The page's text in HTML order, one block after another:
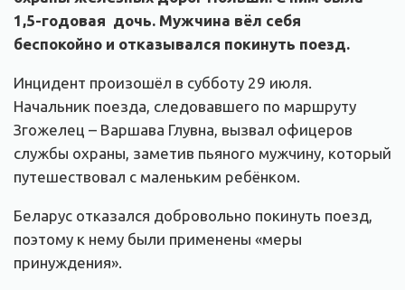
1,5-годовая дочь. Мужчина вёл себя
беспокойно и отказывался покинуть поезд.
Инцидент произошёл в субботу 29 июля.
Начальник поезда, следовавшего по маршруту
Згожелец – Варшава Глувна, вызвал офицеров
службы охраны, заметив пьяного мужчину, который
путешествовал с маленьким ребёнком.
Беларус отказался добровольно покинуть поезд,
поэтому к нему были применены «меры
принуждения».